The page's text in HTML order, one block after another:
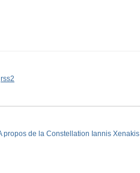
rss2
propos de la Constellation Iannis Xenakis